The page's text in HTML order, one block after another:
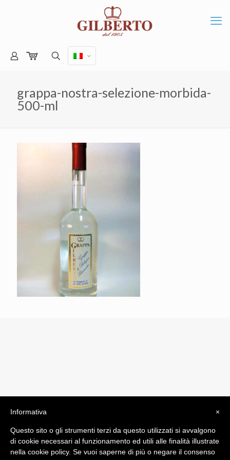
grappa-nostra-selezione-morbida-
500-ml
byComunicatori su Misura srl
Termini e Condizioni di Vendita - Terms and Conditions
×
Informativa
Questo sito o gli strumenti terzi da questo utilizzati si avvalgono
di cookie necessari al funzionamento ed utili alle finalità illustrate
nella cookie policy. Se vuoi saperne di più o negare il consenso